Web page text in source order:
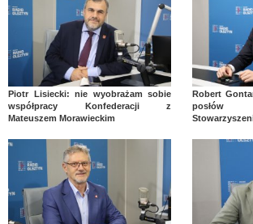
Piotr Lisiecki: nie wyobrażam sobie
współpracy Konfederacji z
Mateuszem Morawieckim
Robert
posłów